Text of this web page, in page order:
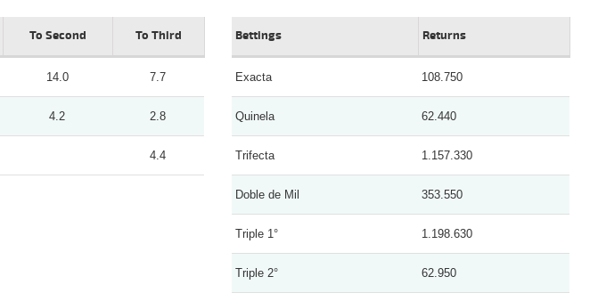
To Second To Third
14.0 7.7
4.2 2.8
4.4
Bettings Returns
Exacta 108.750
Quinela 62.440
Trifecta 1.157.330
Doble de Mil 353.550
Triple 1° 1.198.630
Triple 2° 62.950